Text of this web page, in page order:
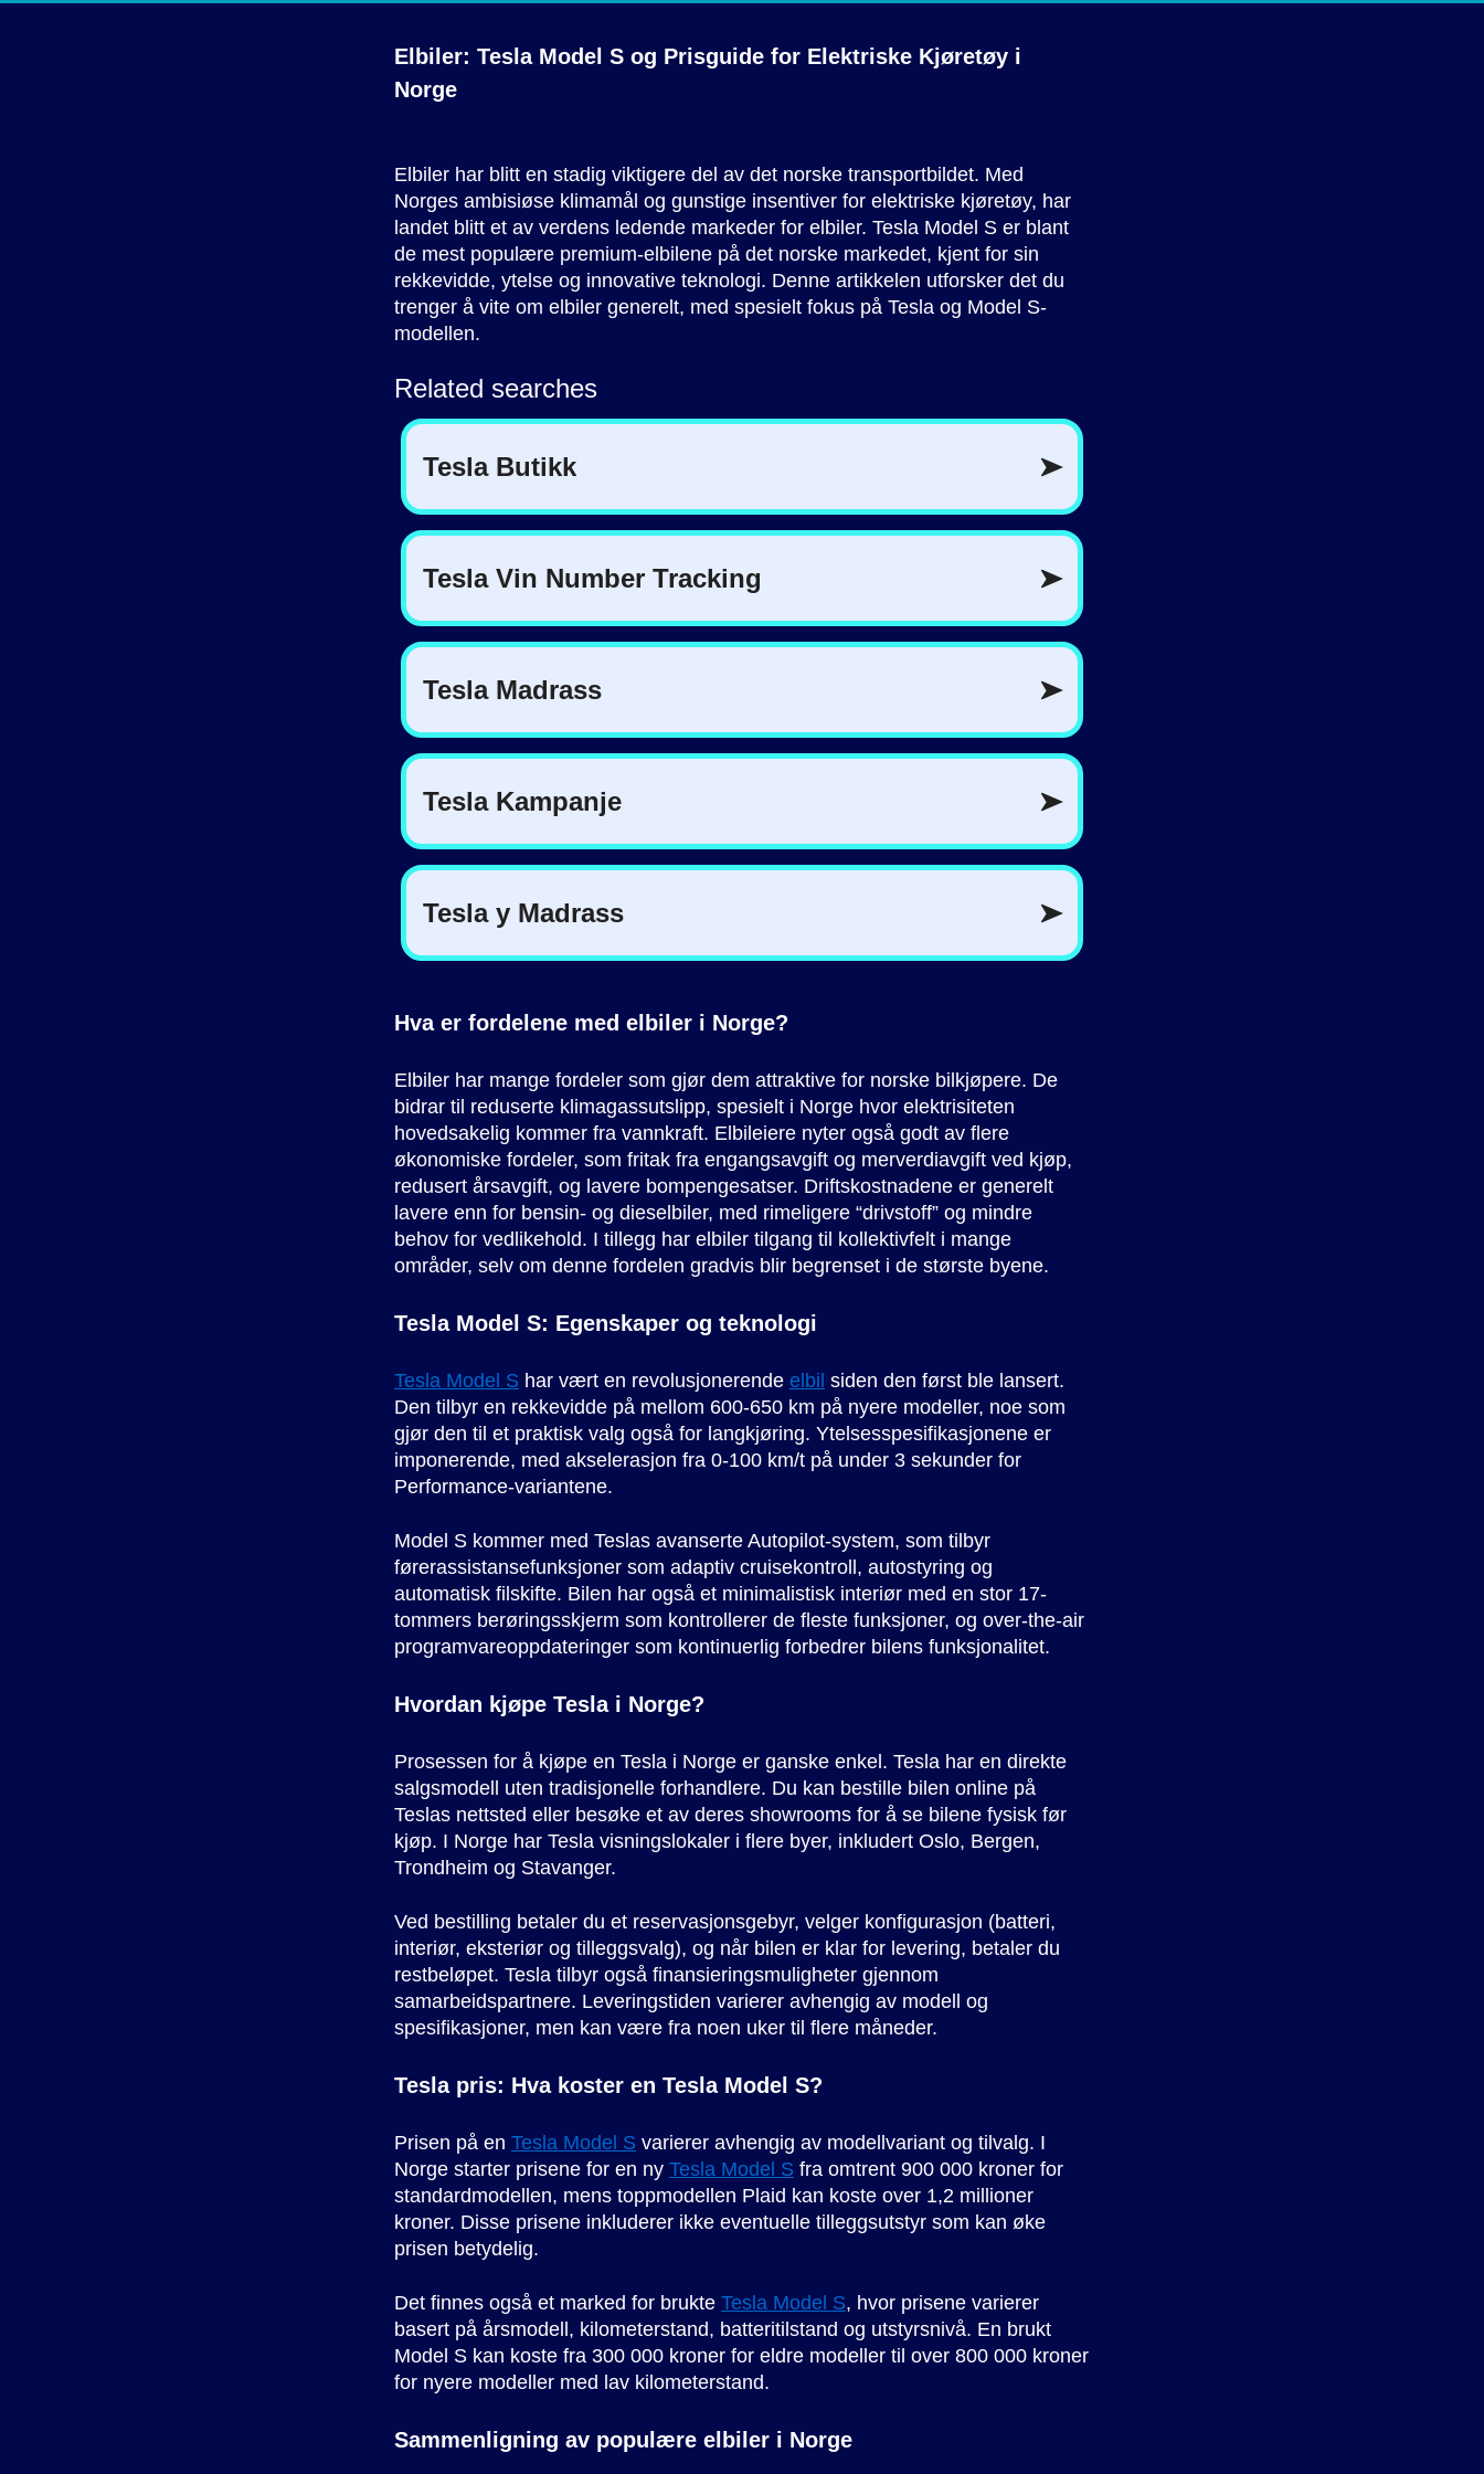
Elbiler: Tesla Model S og Prisguide for Elektriske Kjøretøy i
Norge
Elbiler har blitt en stadig viktigere del av det norske transportbildet. Med
Norges ambisiøse klimamål og gunstige insentiver for elektriske kjøretøy, har
landet blitt et av verdens ledende markeder for elbiler. Tesla Model S er blant
de mest populære premium-elbilene på det norske markedet, kjent for sin
rekkevidde, ytelse og innovative teknologi. Denne artikkelen utforsker det du
trenger å vite om elbiler generelt, med spesielt fokus på Tesla og Model S-
modellen.
Hva er fordelene med elbiler i Norge?
Elbiler har mange fordeler som gjør dem attraktive for norske bilkjøpere. De
bidrar til reduserte klimagassutslipp, spesielt i Norge hvor elektrisiteten
hovedsakelig kommer fra vannkraft. Elbileiere nyter også godt av flere
økonomiske fordeler, som fritak fra engangsavgift og merverdiavgift ved kjøp,
redusert årsavgift, og lavere bompengesatser. Driftskostnadene er generelt
lavere enn for bensin- og dieselbiler, med rimeligere “drivstoff” og mindre
behov for vedlikehold. I tillegg har elbiler tilgang til kollektivfelt i mange
områder, selv om denne fordelen gradvis blir begrenset i de største byene.
Tesla Model S: Egenskaper og teknologi
Tesla Model S har vært en revolusjonerende elbil siden den først ble lansert.
Den tilbyr en rekkevidde på mellom 600-650 km på nyere modeller, noe som
gjør den til et praktisk valg også for langkjøring. Ytelsesspesifikasjonene er
imponerende, med akselerasjon fra 0-100 km/t på under 3 sekunder for
Performance-variantene.
Model S kommer med Teslas avanserte Autopilot-system, som tilbyr
førerassistansefunksjoner som adaptiv cruisekontroll, autostyring og
automatisk filskifte. Bilen har også et minimalistisk interiør med en stor 17-
tommers berøringsskjerm som kontrollerer de fleste funksjoner, og over-the-air
programvareoppdateringer som kontinuerlig forbedrer bilens funksjonalitet.
Hvordan kjøpe Tesla i Norge?
Prosessen for å kjøpe en Tesla i Norge er ganske enkel. Tesla har en direkte
salgsmodell uten tradisjonelle forhandlere. Du kan bestille bilen online på
Teslas nettsted eller besøke et av deres showrooms for å se bilene fysisk før
kjøp. I Norge har Tesla visningslokaler i flere byer, inkludert Oslo, Bergen,
Trondheim og Stavanger.
Ved bestilling betaler du et reservasjonsgebyr, velger konfigurasjon (batteri,
interiør, eksteriør og tilleggsvalg), og når bilen er klar for levering, betaler du
restbeløpet. Tesla tilbyr også finansieringsmuligheter gjennom
samarbeidspartnere. Leveringstiden varierer avhengig av modell og
spesifikasjoner, men kan være fra noen uker til flere måneder.
Tesla pris: Hva koster en Tesla Model S?
Prisen på en Tesla Model S varierer avhengig av modellvariant og tilvalg. I
Norge starter prisene for en ny Tesla Model S fra omtrent 900 000 kroner for
standardmodellen, mens toppmodellen Plaid kan koste over 1,2 millioner
kroner. Disse prisene inkluderer ikke eventuelle tilleggsutstyr som kan øke
prisen betydelig.
Det finnes også et marked for brukte Tesla Model S, hvor prisene varierer
basert på årsmodell, kilometerstand, batteritilstand og utstyrsnivå. En brukt
Model S kan koste fra 300 000 kroner for eldre modeller til over 800 000 kroner
for nyere modeller med lav kilometerstand.
Sammenligning av populære elbiler i Norge